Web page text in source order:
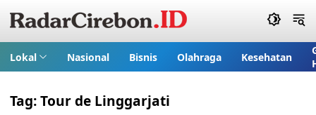
Lokal Nasional Bisnis Olahraga Kesehatan
Tag:Tour de Linggarjati